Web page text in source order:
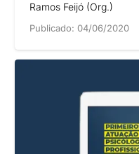
Ramos Feijó (Org.)
Publicado: 04/06/2020